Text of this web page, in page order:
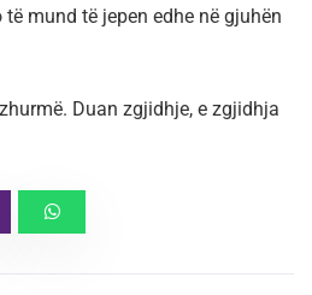
mund të jepen edhe në gjuhën
Duan zgjidhje, e zgjidhja